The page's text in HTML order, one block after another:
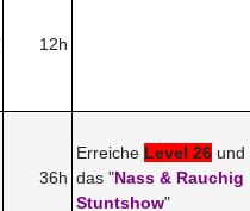
12h
36h
Erreiche Level 26 und
das "Nass & Rauchig
Stuntshow"